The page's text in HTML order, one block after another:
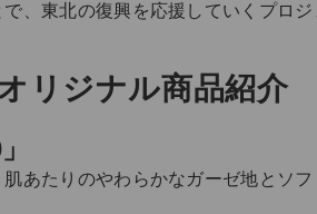
、東北の復興を応援していくプロジ
リジナル商品紹介
あたりのやわらかなガーゼ地とソ